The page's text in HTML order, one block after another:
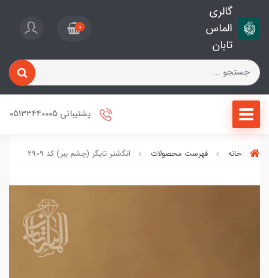
گالری
الماس
تابان
0
پشتیبانی 05133440005
خانه فهرست محصولات انگشتر تایگر (چشم ببر) کد 2909